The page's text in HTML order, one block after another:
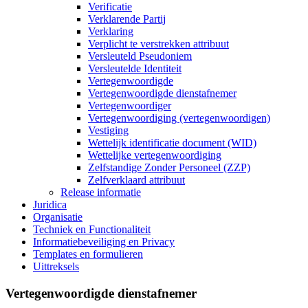
Verificatie
Verklarende Partij
Verklaring
Verplicht te verstrekken attribuut
Versleuteld Pseudoniem
Versleutelde Identiteit
Vertegenwoordigde
Vertegenwoordigde dienstafnemer
Vertegenwoordiger
Vertegenwoordiging (vertegenwoordigen)
Vestiging
Wettelijk identificatie document (WID)
Wettelijke vertegenwoordiging
Zelfstandige Zonder Personeel (ZZP)
Zelfverklaard attribuut
Release informatie
Juridica
Organisatie
Techniek en Functionaliteit
Informatiebeveiliging en Privacy
Templates en formulieren
Uittreksels
Vertegenwoordigde dienstafnemer